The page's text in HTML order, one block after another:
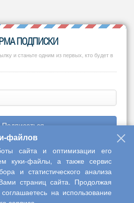
ПОДПИСКИ
и станьте одним из первых, кто будет в
Подписаться
научного сотрудничества «Интерактив
файлов
сайта и оптимизации его
куки-файлы, а также сервис
и статистического анализа
страниц сайта. Продолжая
на использование